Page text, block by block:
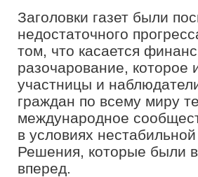
Заголовки газет были
недостаточного
том, что касается
разочарование,
участницы и
граждан по всему миру
международное
в условиях
Решения, которые были
вперед.